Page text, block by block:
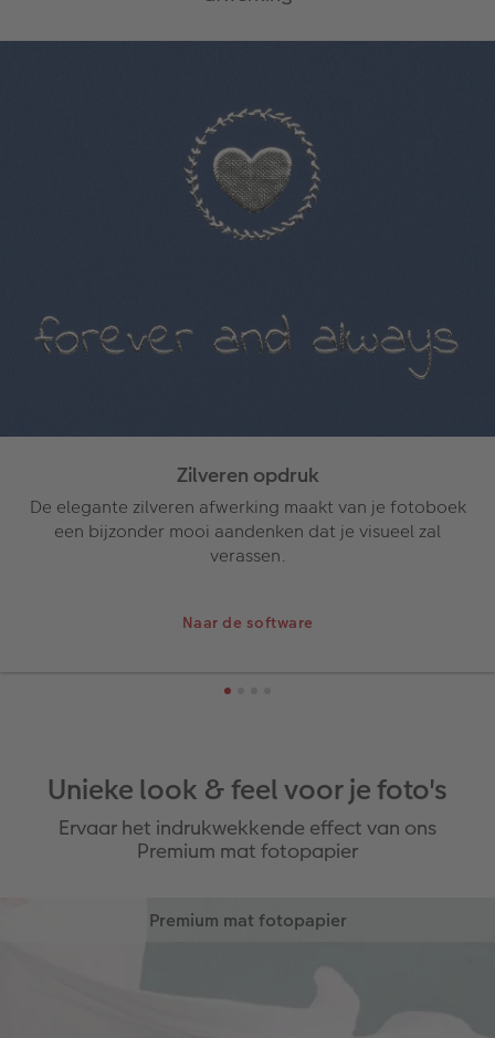
Zilveren opdruk
De elegante zilveren afwerking maakt van je fotoboek
een bijzonder mooi aandenken dat je visueel zal
verassen.
Naar de software
Unieke look & feel voor je foto's
Ervaar het indrukwekkende effect van ons
Premium mat fotopapier